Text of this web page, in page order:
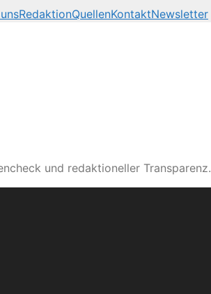
RedaktionQuellenKontaktNewsletter
und redaktioneller Transparenz.